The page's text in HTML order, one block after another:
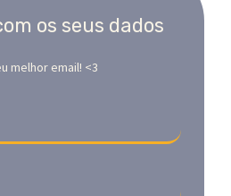
os seus dados
melhor email! <3